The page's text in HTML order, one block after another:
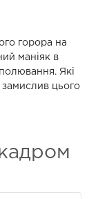
горора на
маніяк в
Які
замислив цього